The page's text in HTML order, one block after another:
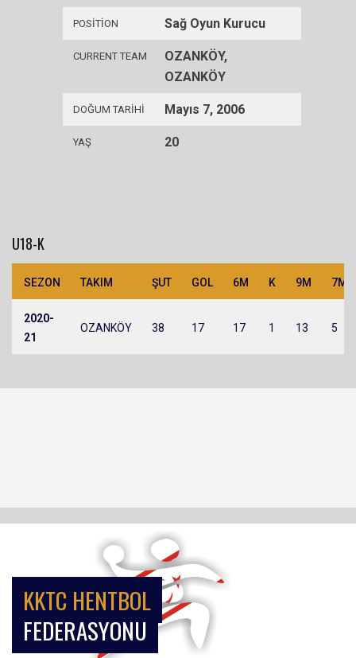
POSITION Sağ Oyun Kurucu
CURRENT TEAM
OZANKÖY,
OZANKÖY
DOĞUM TARIHI Mayıs 7, 2006
YAŞ 20
U18-K
SEZON TAKIM ŞUT GOL 6M K 9M 7M
2020-
21
OZANKÖY 38 17 17 1 13 5
KKTC HENTBOL
FEDERASYONU